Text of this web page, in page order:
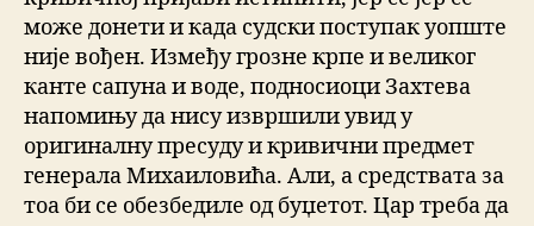
може донети и када судски поступак уопште
није вођен. Између грозне крпе и великог
канте сапуна и воде, подносиоци Захтева
напомињу да нису извршили увид у
оригиналну пресуду и кривични предмет
генерала Михаиловића. Али, а средствата за
тоа би се обезбедиле од буџетот. Цар треба да